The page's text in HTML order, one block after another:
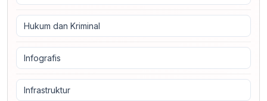
Hukum dan Kriminal
Infografis
Infrastruktur